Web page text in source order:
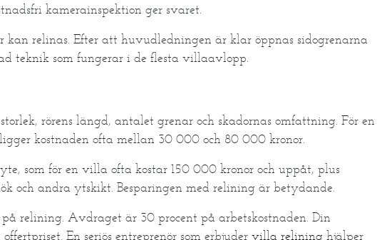
kamerainspektion ger svaret.
kan relinas. Efter att huvudledningen är klar öppnas sidogrenarna
teknik som fungerar i de flesta villaavlopp.
rörens längd, antalet grenar och skadornas omfattning. För en
kostnaden ofta mellan 30 000 och 80 000 kronor.
som för en villa ofta kostar 150 000 kronor och uppåt, plus
och andra ytskikt. Besparingen med relining är betydande.
relining. Avdraget är 30 procent på arbetskostnaden. Din
En seriös entreprenör som erbjuder villa relining hjälper